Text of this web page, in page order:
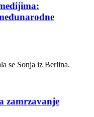
se Sonja iz Berlina.
zamrzavanje